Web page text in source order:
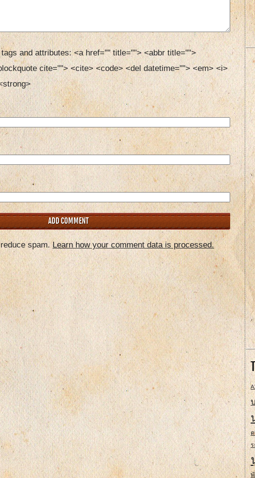
ร
tags and attributes:<a href="" title=""> <abbr title="">
cite=""> <cite> <code> <del datetime=""> <em> <i>
spam.Learn how your comment data is processed.